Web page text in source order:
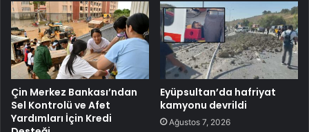
Çin Merkez Bankası’ndan
Sel Kontrolü ve Afet
Yardımları İçin Kredi
Eyüpsultan’da hafriyat
kamyonu devrildi
Ağustos 7, 2026